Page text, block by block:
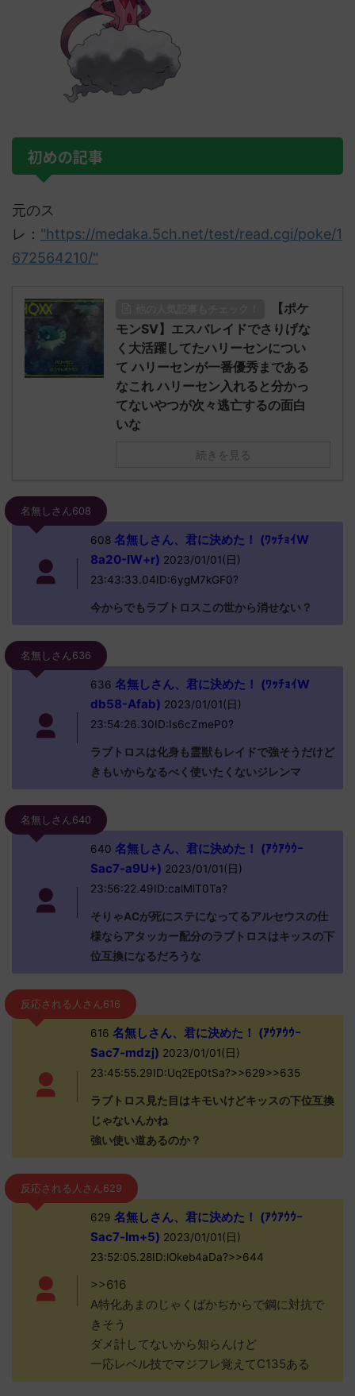
初めの記事
元のス
レ： "https://medaka.5ch.net/test/read.cgi/poke/1
672564210/"
【ポケ
モンSV】エスバレイドでさりげな
く大活躍してたハリーセンについ
て ハリーセンが一番優秀まである
なこれ ハリーセン入れると分かっ
てないやつが次々逃亡するの面白
いな
続きを見る
名無しさん608
608名無しさん、君に決めた！ (ﾜｯﾁｮｲW
8a20-IW+r) 2023/01/01(日)
23:43:33.04ID:6ygM7kGF0?
今からでもラブトロスこの世から消せない？
名無しさん636
636 名無しさん、君に決めた！ (ﾜｯﾁｮｲW
db58-Afab) 2023/01/01(日)
23:54:26.30ID:Is6cZmeP0?
ラブトロスは化身も霊獣もレイドで強そうだけど
きもいからなるべく使いたくないジレンマ
名無しさん640
640 名無しさん、君に決めた！ (ｱｳｱｳｳｰ
Sac7-a9U+) 2023/01/01(日)
23:56:22.49ID:calMlT0Ta?
そりゃACが死にステになってるアルセウスの仕
様ならアタッカー配分のラブトロスはキッスの下
位互換になるだろうな
反応される人さん616
616 名無しさん、君に決めた！ (ｱｳｱｳｳｰ
Sac7-mdzj) 2023/01/01(日)
23:45:55.29ID:Uq2Ep0tSa?>>629>>635
ラブトロス見た目はキモいけどキッスの下位互換
じゃないんかね
強い使い道あるのか？
反応される人さん629
629 名無しさん、君に決めた！ (ｱｳｱｳｳｰ
Sac7-lm+5) 2023/01/01(日)
23:52:05.28ID:lOkeb4aDa?>>644
>>616
A特化あまのじゃくばかぢからで鋼に対抗で
きそう
ダメ計してないから知らんけど
一応レベル技でマジフレ覚えてC135ある